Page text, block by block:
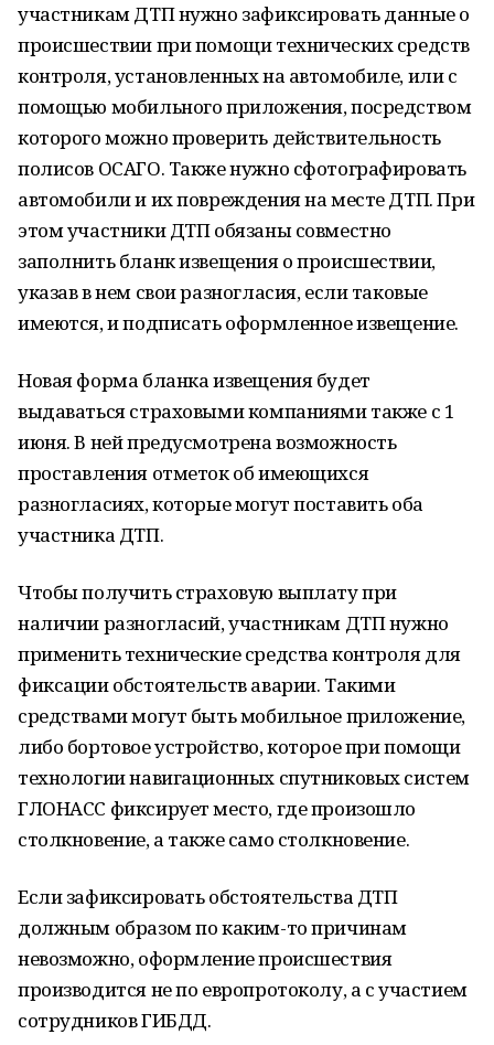
участникам ДТП нужно зафиксировать данные о
происшествии при помощи технических средств
контроля, установленных на автомобиле, или с
помощью мобильного приложения, посредством
которого можно проверить действительность
полисов ОСАГО. Также нужно сфотографировать
автомобили и их повреждения на месте ДТП. При
этом участники ДТП обязаны совместно
заполнить бланк извещения о происшествии,
указав в нем свои разногласия, если таковые
имеются, и подписать оформленное извещение.
Новая форма бланка извещения будет
выдаваться страховыми компаниями также с 1
июня. В ней предусмотрена возможность
проставления отметок об имеющихся
разногласиях, которые могут поставить оба
участника ДТП.
Чтобы получить страховую выплату при
наличии разногласий, участникам ДТП нужно
применить технические средства контроля для
фиксации обстоятельств аварии. Такими
средствами могут быть мобильное приложение,
либо бортовое устройство, которое при помощи
технологии навигационных спутниковых систем
ГЛОНАСС фиксирует место, где произошло
столкновение, а также само столкновение.
Если зафиксировать обстоятельства ДТП
должным образом по каким-то причинам
невозможно, оформление происшествия
производится не по европротоколу, а с участием
сотрудников ГИБДД.